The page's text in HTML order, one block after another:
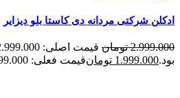
ادکلن شرکتی مردانه دی کاستا بلو دیزایر
2.999.000 تومان
بود.1.999.000 تومانقیمت فعلی: 1.999.000 تومان.